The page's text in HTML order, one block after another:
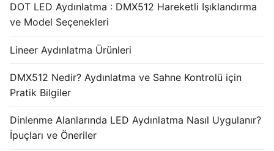
DOT LED Aydınlatma : DMX512 Hareketli Işıklandırma
ve Model Seçenekleri
Lineer Aydınlatma Ürünleri
DMX512 Nedir? Aydınlatma ve Sahne Kontrolü için
Pratik Bilgiler
Dinlenme Alanlarında LED Aydınlatma Nasıl Uygulanır?
İpuçları ve Öneriler